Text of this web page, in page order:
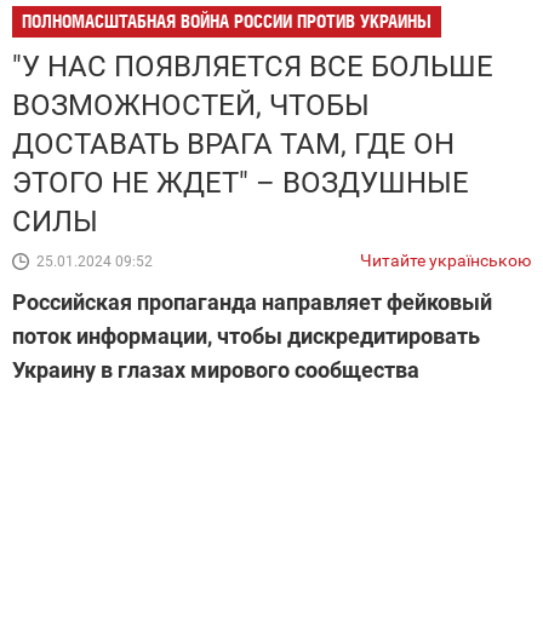
ПОЛНОМАСШТАБНАЯ ВОЙНА РОССИИ ПРОТИВ УКРАИНЫ
"У НАС ПОЯВЛЯЕТСЯ ВСЕ БОЛЬШЕ
ВОЗМОЖНОСТЕЙ, ЧТОБЫ
ДОСТАВАТЬ ВРАГА ТАМ, ГДЕ ОН
ЭТОГО НЕ ЖДЕТ" – ВОЗДУШНЫЕ
СИЛЫ
25.01.2024 09:52 Читайте українською
Российская пропаганда направляет фейковый
поток информации, чтобы дискредитировать
Украину в глазах мирового сообщества